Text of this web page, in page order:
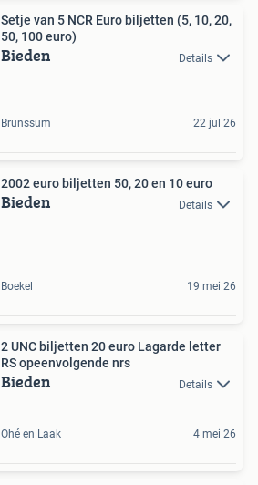
Setje van 5 NCR Euro biljetten (5, 10, 20,
50, 100 euro)
Bieden Details
Brunssum 22 jul 26
2002 euro biljetten 50, 20 en 10 euro
Bieden Details
Boekel 19 mei 26
2 UNC biljetten 20 euro Lagarde letter
RS opeenvolgende nrs
Bieden Details
Ohé en Laak 4 mei 26